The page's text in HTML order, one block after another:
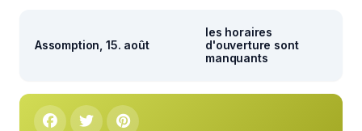
Assomption, 15. août
les horaires
d'ouverture sont
manquants